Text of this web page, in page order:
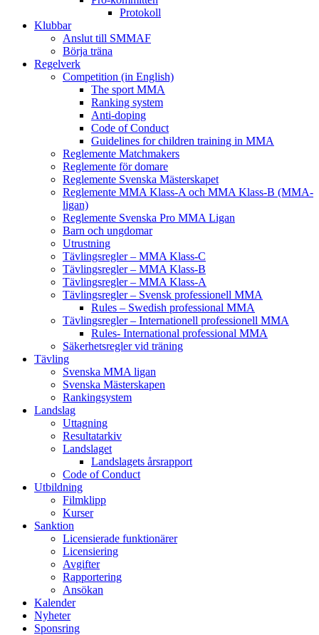
Protokoll
Klubbar
Anslut till SMMAF
Börja träna
Regelverk
Competition (in English)
The sport MMA
Ranking system
Anti-doping
Code of Conduct
Guidelines for children training in MMA
Reglemente Matchmakers
Reglemente för domare
Reglemente Svenska Mästerskapet
Reglemente MMA Klass-A och MMA Klass-B (MMA-
ligan)
Reglemente Svenska Pro MMA Ligan
Barn och ungdomar
Utrustning
Tävlingsregler – MMA Klass-C
Tävlingsregler – MMA Klass-B
Tävlingsregler – MMA Klass-A
Tävlingsregler – Svensk professionell MMA
Rules – Swedish professional MMA
Tävlingsregler – Internationell professionell MMA
Rules- International professional MMA
Säkerhetsregler vid träning
Tävling
Svenska MMA ligan
Svenska Mästerskapen
Rankingsystem
Landslag
Uttagning
Resultatarkiv
Landslaget
Landslagets årsrapport
Code of Conduct
Utbildning
Filmklipp
Kurser
Sanktion
Licensierade funktionärer
Licensiering
Avgifter
Rapportering
Ansökan
Kalender
Nyheter
Sponsring